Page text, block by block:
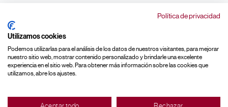
Política de privacidad
Utilizamos cookies
Podemos utilizarlas para el análisis de los datos de nuestros visitantes, para mejorar
nuestro sitio web, mostrar contenido personalizado y brindarle una excelente
experiencia en el sitio web. Para obtener más información sobre las cookies que
utilizamos, abre los ajustes.
Aceptar todo Rechazar